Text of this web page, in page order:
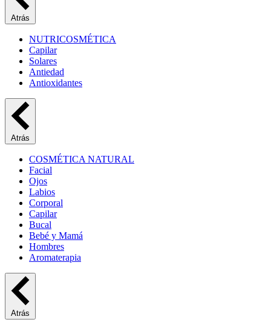
Atrás
NUTRICOSMÉTICA
Capilar
Solares
Antiedad
Antioxidantes
Atrás
COSMÉTICA NATURAL
Facial
Ojos
Labios
Corporal
Capilar
Bucal
Bebé y Mamá
Hombres
Aromaterapia
Atrás